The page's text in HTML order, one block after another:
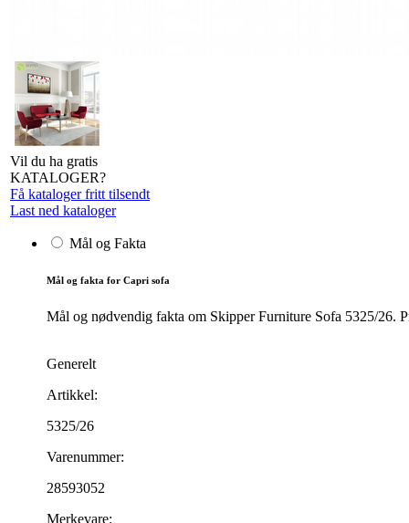
Vil du ha gratis
KATALOGER?
Få kataloger fritt tilsendt
Last ned kataloger
Mål og Fakta
Mål og fakta for Capri sofa
Mål og nødvendig fakta om Skipper Furniture Sofa 5325/26.
Generelt
Artikkel:
5325/26
Varenummer:
28593052
Merkevare: